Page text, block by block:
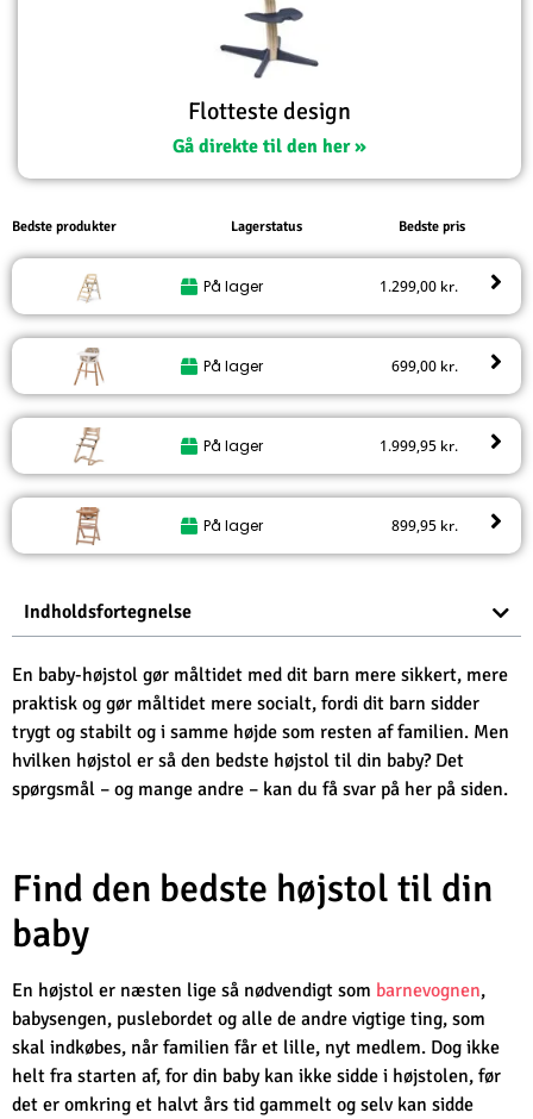
Flotteste design
Gå direkte til den her »
Bedste produkter Lagerstatus Bedste pris
På lager 1.299,00 kr.
På lager 699,00 kr.
På lager 1.999,95 kr.
På lager 899,95 kr.
Indholdsfortegnelse
En baby-højstol gør måltidet med dit barn mere sikkert, mere
praktisk og gør måltidet mere socialt, fordi dit barn sidder
trygt og stabilt og i samme højde som resten af familien. Men
hvilken højstol er så den bedste højstol til din baby? Det
spørgsmål – og mange andre – kan du få svar på her på siden.
Find den bedste højstol til din
baby
En højstol er næsten lige så nødvendigt som barnevognen,
babysengen, puslebordet og alle de andre vigtige ting, som
skal indkøbes, når familien får et lille, nyt medlem. Dog ikke
helt fra starten af, for din baby kan ikke sidde i højstolen, før
det er omkring et halvt års tid gammelt og selv kan sidde